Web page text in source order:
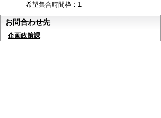
希望集合時間枠：1
お問合わせ先
企画政策課